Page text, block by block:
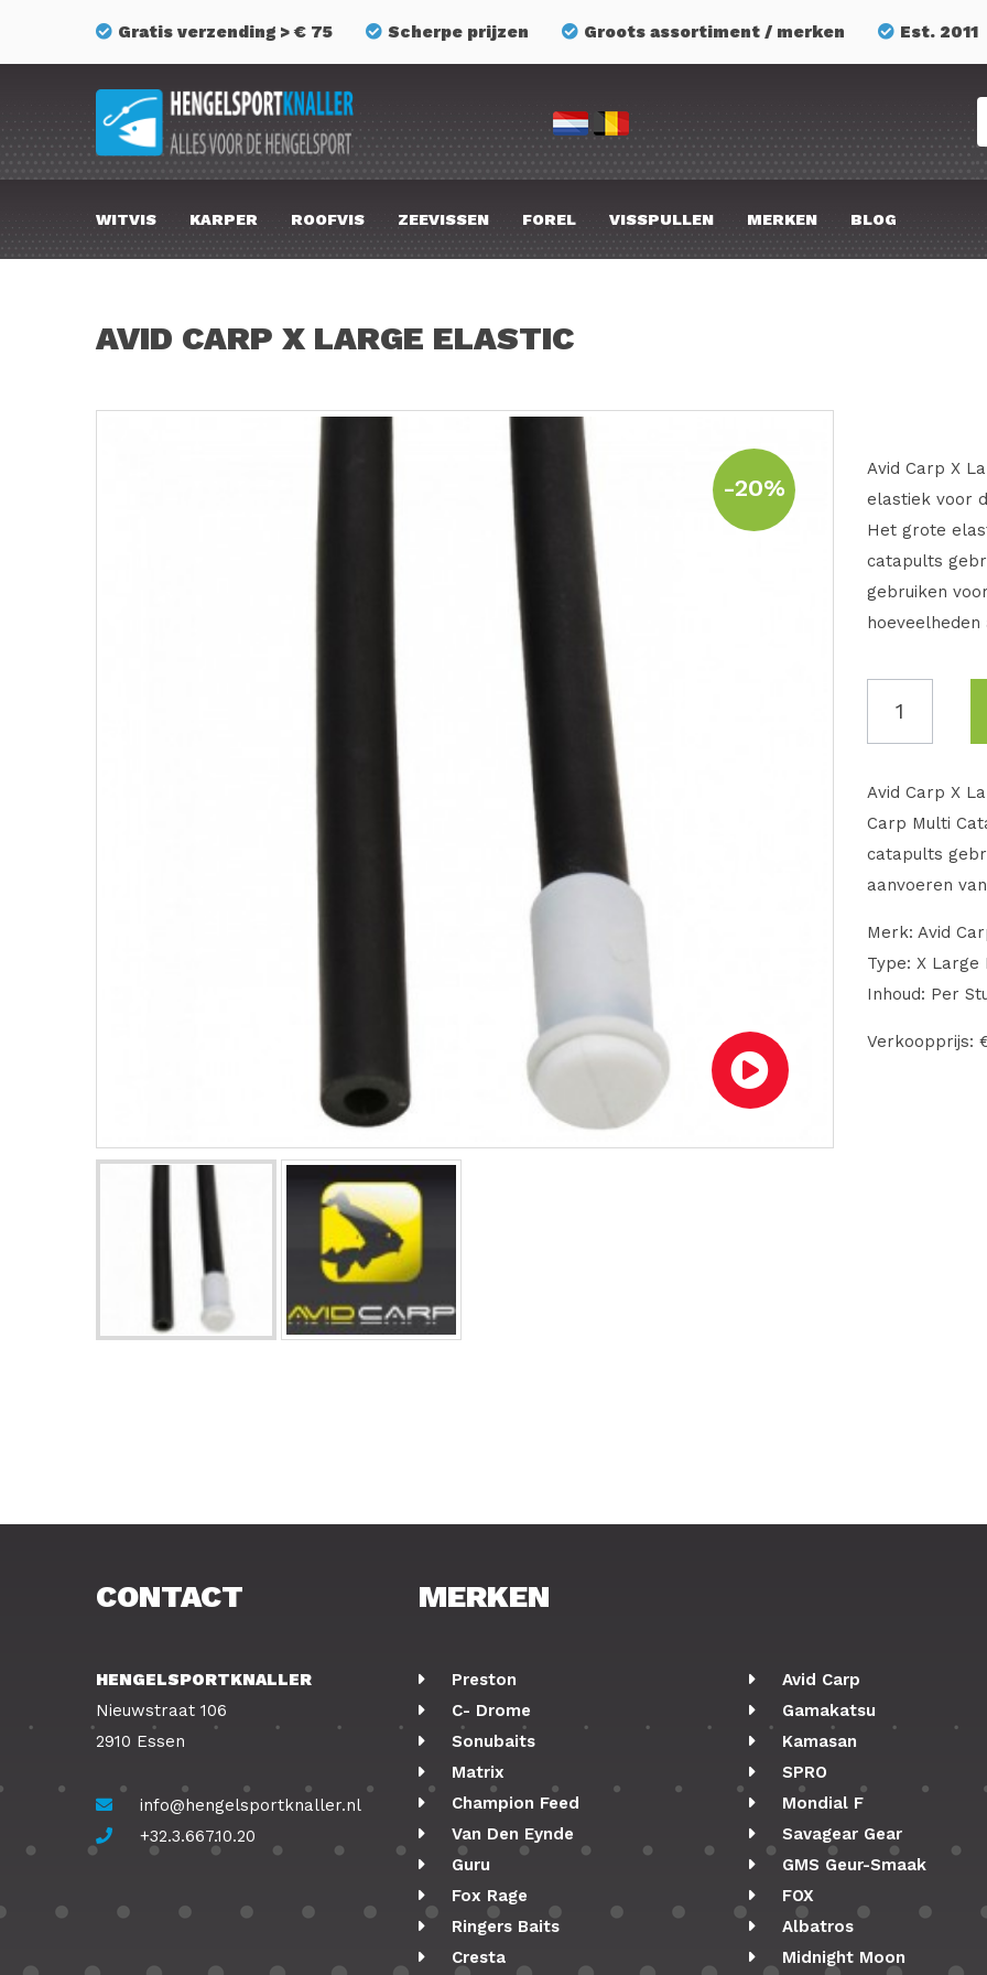
Gratis verzending > € 75 Scherpe prijzen Groots assortiment / merken Est. 2011
WITVIS KARPER ROOFVIS ZEEVISSEN FOREL VISSPULLEN MERKEN BLOG
AVID CARP X LARGE ELASTIC
-20%
Avid Carp X
elastiek voor
Het grote
catapults
gebruiken
Avid Carp X
Carp Multi
catapults
aanvoeren
Merk: Avid
Type: X Large
Inhoud: Per
Verkoopprijs:
CONTACT
HENGELSPORTKNALLER
Nieuwstraat 106
2910 Essen
info@hengelsportknaller.nl
+32.3.667.10.20
MERKEN
Preston
C- Drome
Sonubaits
Matrix
Champion Feed
Van Den Eynde
Guru
Fox Rage
Ringers Baits
Cresta
Avid Carp
Gamakatsu
Kamasan
SPRO
Mondial F
Savagear Gear
GMS Geur-Smaak
FOX
Albatros
Midnight Moon